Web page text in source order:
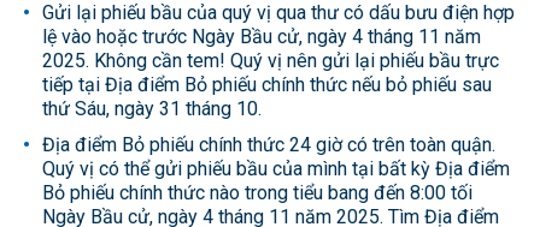
Gửi lại phiếu bầu của quý vị qua thư có dấu bưu điện hợp
lệ vào hoặc trước Ngày Bầu cử, ngày 4 tháng 11 năm
2025. Không cần tem! Quý vị nên gửi lại phiếu bầu trực
tiếp tại Địa điểm Bỏ phiếu chính thức nếu bỏ phiếu sau
thứ Sáu, ngày 31 tháng 10.
Địa điểm Bỏ phiếu chính thức 24 giờ có trên toàn quận.
Quý vị có thể gửi phiếu bầu của mình tại bất kỳ Địa điểm
Bỏ phiếu chính thức nào trong tiểu bang đến 8:00 tối
Ngày Bầu cử, ngày 4 tháng 11 năm 2025. Tìm Địa điểm